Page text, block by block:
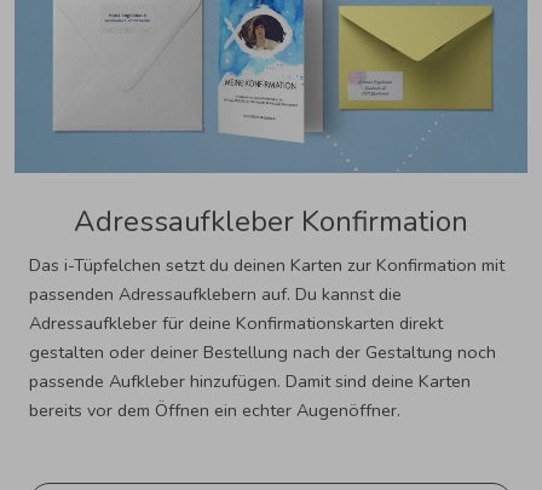
Adressaufkleber Konfirmation
Das i-Tüpfelchen setzt du deinen Karten zur Konfirmation mit
passenden Adressaufklebern auf. Du kannst die
Adressaufkleber für deine Konfirmationskarten direkt
gestalten oder deiner Bestellung nach der Gestaltung noch
passende Aufkleber hinzufügen. Damit sind deine Karten
bereits vor dem Öffnen ein echter Augenöffner.